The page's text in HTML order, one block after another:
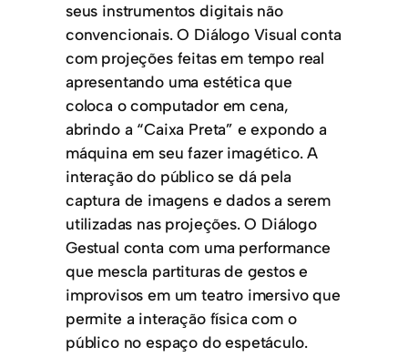
seus instrumentos digitais não
convencionais. O Diálogo Visual conta
com projeções feitas em tempo real
apresentando uma estética que
coloca o computador em cena,
abrindo a “Caixa Preta” e expondo a
máquina em seu fazer imagético. A
interação do público se dá pela
captura de imagens e dados a serem
utilizadas nas projeções. O Diálogo
Gestual conta com uma performance
que mescla partituras de gestos e
improvisos em um teatro imersivo que
permite a interação física com o
público no espaço do espetáculo.